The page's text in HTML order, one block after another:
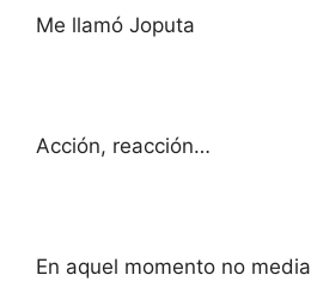
Me llamó Joputa
Acción, reacción…
En aquel momento no